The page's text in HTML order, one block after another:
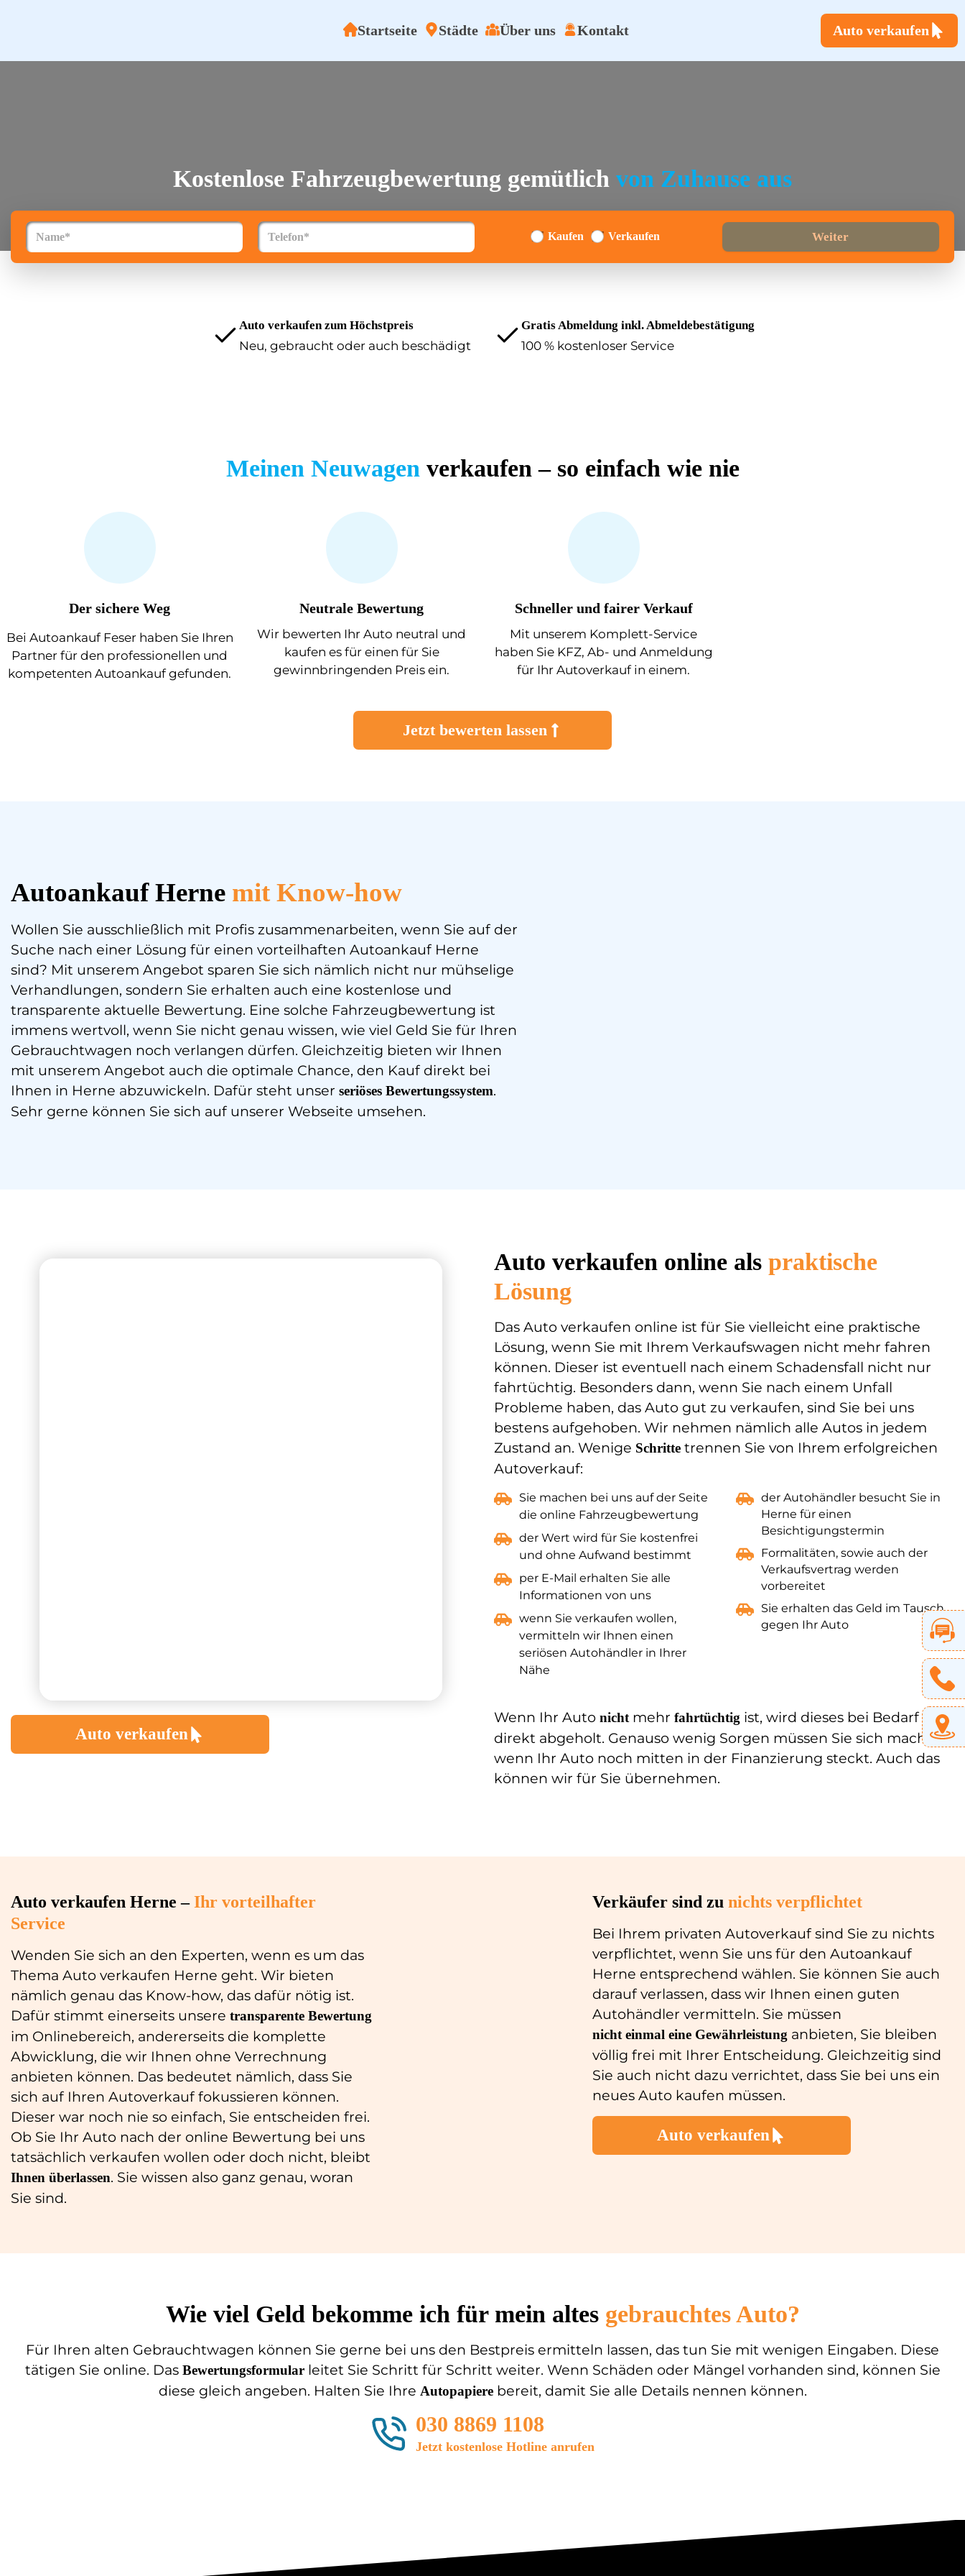
Startseite Städte Über uns Kontakt Auto verkaufen
Kostenlose Fahrzeugbewertung gemütlich von Zuhause aus
Kaufen Verkaufen Weiter
Auto verkaufen zum Höchstpreis
Neu, gebraucht oder auch beschädigt
Gratis Abmeldung inkl. Abmeldebestätigung
100 % kostenloser Service
Meinen Neuwagen verkaufen – so einfach wie nie
Der sichere Weg
Bei Autoankauf Feser haben Sie Ihren
Partner für den professionellen und
kompetenten Autoankauf gefunden.
Neutrale Bewertung
Wir bewerten Ihr Auto neutral und
kaufen es für einen für Sie
gewinnbringenden Preis ein.
Schneller und fairer Verkauf
Mit unserem Komplett-Service
haben Sie KFZ, Ab- und Anmeldung
für Ihr Autoverkauf in einem.
Jetzt bewerten lassen
Autoankauf Herne mit Know-how
Wollen Sie ausschließlich mit Profis zusammenarbeiten, wenn Sie auf der
Suche nach einer Lösung für einen vorteilhaften Autoankauf Herne
sind? Mit unserem Angebot sparen Sie sich nämlich nicht nur mühselige
Verhandlungen, sondern Sie erhalten auch eine kostenlose und
transparente aktuelle Bewertung. Eine solche Fahrzeugbewertung ist
immens wertvoll, wenn Sie nicht genau wissen, wie viel Geld Sie für Ihren
Gebrauchtwagen noch verlangen dürfen. Gleichzeitig bieten wir Ihnen
mit unserem Angebot auch die optimale Chance, den Kauf direkt bei
Ihnen in Herne abzuwickeln. Dafür steht unser seriöses Bewertungssystem.
Sehr gerne können Sie sich auf unserer Webseite umsehen.
Auto verkaufen
Auto verkaufen online als praktische
Lösung
Das Auto verkaufen online ist für Sie vielleicht eine praktische
Lösung, wenn Sie mit Ihrem Verkaufswagen nicht mehr fahren
können. Dieser ist eventuell nach einem Schadensfall nicht nur
fahrtüchtig. Besonders dann, wenn Sie nach einem Unfall
Probleme haben, das Auto gut zu verkaufen, sind Sie bei uns
bestens aufgehoben. Wir nehmen nämlich alle Autos in jedem
Zustand an. Wenige Schritte trennen Sie von Ihrem erfolgreichen
Autoverkauf:
Sie machen bei uns auf der Seite
die online Fahrzeugbewertung
der Wert wird für Sie kostenfrei
und ohne Aufwand bestimmt
per E-Mail erhalten Sie alle
Informationen von uns
wenn Sie verkaufen wollen,
vermitteln wir Ihnen einen
seriösen Autohändler in Ihrer
Nähe
der Autohändler besucht Sie in
Herne für einen
Besichtigungstermin
Formalitäten, sowie auch der
Verkaufsvertrag werden
vorbereitet
Sie erhalten das Geld im Tausch
gegen Ihr Auto
Wenn Ihr Auto nichtmehr fahrtüchtig ist, wird dieses bei Bedarf
direkt abgeholt. Genauso wenig Sorgen müssen Sie sich machen,
wenn Ihr Auto noch mitten in der Finanzierung steckt. Auch das
können wir für Sie übernehmen.
Auto verkaufen Herne –Ihr vorteilhafter
Service
Wenden Sie sich an den Experten, wenn es um das
Thema Auto verkaufen Herne geht. Wir bieten
nämlich genau das Know-how, das dafür nötig ist.
Dafür stimmt einerseits unsere transparente Bewertung
im Onlinebereich, andererseits die komplette
Abwicklung, die wir Ihnen ohne Verrechnung
anbieten können. Das bedeutet nämlich, dass Sie
sich auf Ihren Autoverkauf fokussieren können.
Dieser war noch nie so einfach, Sie entscheiden frei.
Ob Sie Ihr Auto nach der online Bewertung bei uns
tatsächlich verkaufen wollen oder doch nicht, bleibt
Ihnen überlassen. Sie wissen also ganz genau, woran
Sie sind.
Verkäufer sind zu nichts verpflichtet
Bei Ihrem privaten Autoverkauf sind Sie zu nichts
verpflichtet, wenn Sie uns für den Autoankauf
Herne entsprechend wählen. Sie können Sie auch
darauf verlassen, dass wir Ihnen einen guten
Autohändler vermitteln. Sie müssen
nicht einmal eine Gewährleistunganbieten, Sie bleiben
völlig frei mit Ihrer Entscheidung. Gleichzeitig sind
Sie auch nicht dazu verrichtet, dass Sie bei uns ein
neues Auto kaufen müssen.
Auto verkaufen
Wie viel Geld bekomme ich für mein altes gebrauchtes Auto?
Für Ihren alten Gebrauchtwagen können Sie gerne bei uns den Bestpreis ermitteln lassen, das tun Sie mit wenigen Eingaben. Diese
tätigen Sie online. Das Bewertungsformularleitet Sie Schritt für Schritt weiter. Wenn Schäden oder Mängel vorhanden sind, können Sie
diese gleich angeben. Halten Sie Ihre Autopapierebereit, damit Sie alle Details nennen können.
030 8869 1108
Jetzt kostenlose Hotline anrufen
FAQ
Impressum